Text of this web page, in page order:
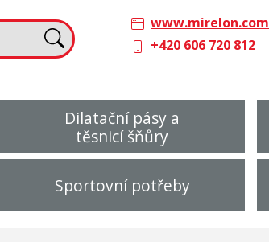
www.mirelon.com
+420 606 720 812
Dilatační pásy a
těsnicí šňůry
Sportovní potřeby